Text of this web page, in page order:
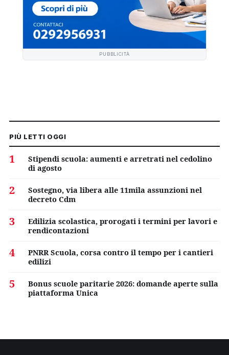
PUBBLICITÀ
PIÙ LETTI OGGI
1
Stipendi scuola: aumenti e arretrati nel cedolino
di agosto
2
Sostegno, via libera alle 11mila assunzioni nel
decreto Cdm
3
Edilizia scolastica, prorogati i termini per lavori e
rendicontazioni
4
PNRR Scuola, corsa contro il tempo per i cantieri
edilizi
5
Bonus scuole paritarie 2026: domande aperte sulla
piattaforma Unica